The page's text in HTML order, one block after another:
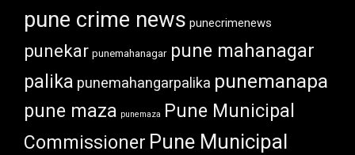
pune crime news punecrimenews
punekar punemahanagar pune mahanagar
palika punemahangarpalika punemanapa
pune maza punemaza
Pune Municipal
Commissioner Pune Municipal